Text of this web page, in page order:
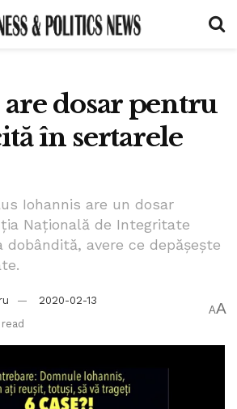
dosar pentru
în sertarele
Iohannis are un dosar
Națională de Integritate
dobândită, avere ce depășește
2020-02-13
AA